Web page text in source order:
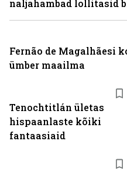
Tenochtitlán ületas
hispaanlaste kõiki
fantaasiaid
naljahambad lollitasid
Fernão de Magalhãesi
ümber maailma